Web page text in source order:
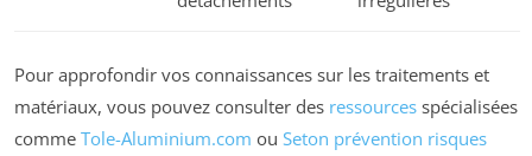
Pour approfondir vos connaissances sur les traitements et
matériaux, vous pouvez consulter des ressources spécialisées
comme Tole-Aluminium.com ou Seton prévention risques